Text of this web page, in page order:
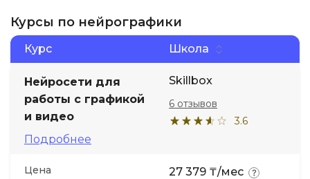
Курсы по нейрографики
Курс Школа
Нейросети для
работы с графикой
и видео
Подробнее
Skillbox
3.6
6 отзывов
Цена 27 379 ₸/мес